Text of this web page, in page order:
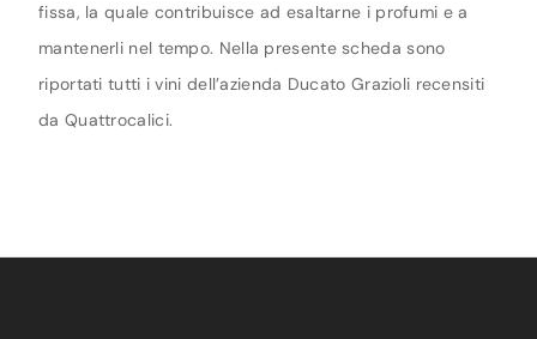
fissa, la quale contribuisce ad esaltarne i profumi e a
mantenerli nel tempo. Nella presente scheda sono
riportati tutti i vini dell’azienda Ducato Grazioli recensiti
da Quattrocalici.